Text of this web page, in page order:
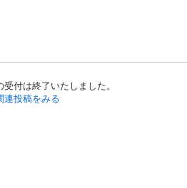
付は終了いたしました。
連投稿をみる